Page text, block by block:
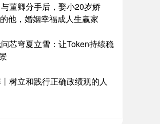
董卿分手后，娶小20岁娇
他，婚姻幸福成人生赢家
芯穹夏立雪：让Token持续稳
树立和践行正确政绩观的人